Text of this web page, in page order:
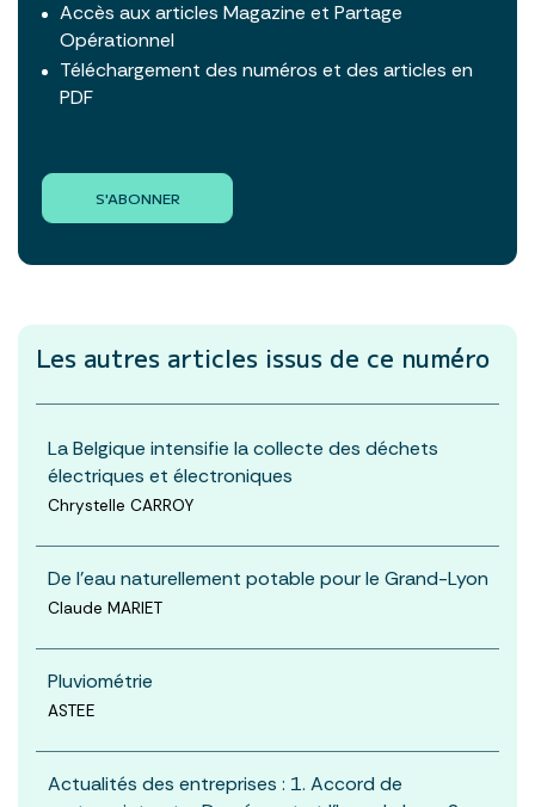
Accès aux articles Magazine et Partage
Opérationnel
Téléchargement des numéros et des articles en
PDF
S'ABONNER
Les autres articles issus de ce numéro
La Belgique intensifie la collecte des déchets
électriques et électroniques
Chrystelle CARROY
De l’eau naturellement potable pour le Grand-Lyon
Claude MARIET
Pluviométrie
ASTEE
Actualités des entreprises : 1. Accord de